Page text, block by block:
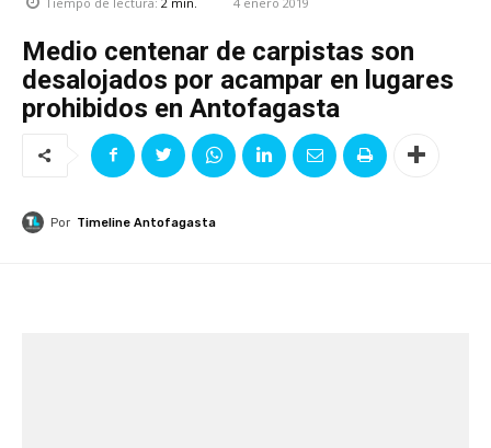
Medio centenar de carpistas son
desalojados por acampar en lugares
prohibidos en Antofagasta
Por Timeline Antofagasta